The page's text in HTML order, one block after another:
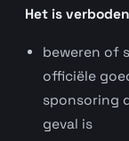
Het is
beweren of
officiële
sponsoring
geval is